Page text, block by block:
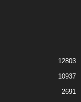
12803
10937
2691